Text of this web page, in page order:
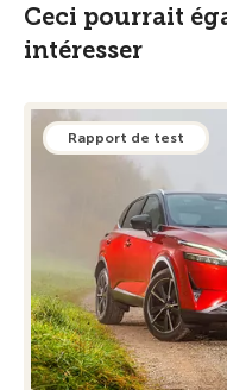
Ceci pourrait
intéresser
Rapport de test